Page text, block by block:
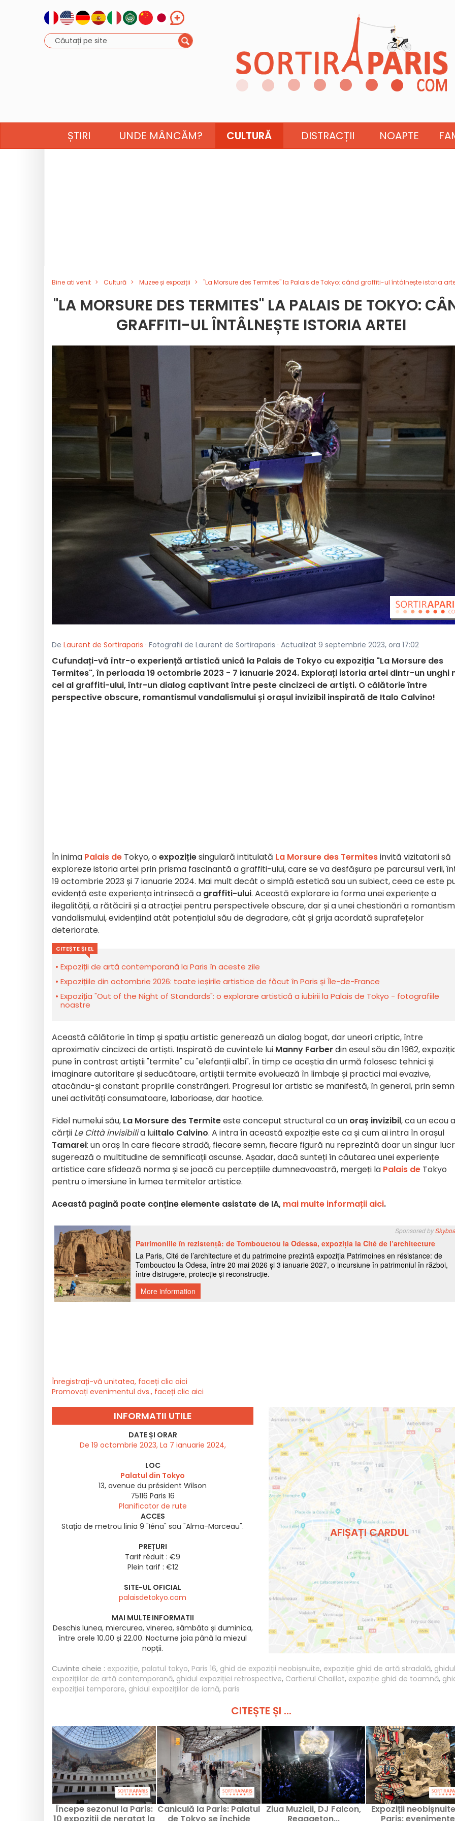
ȘTIRI UNDE MÂNCĂM? CULTURĂ DISTRACȚII NOAPTE
Bine ati venit Cultură Muzee și expoziții "La Morsure des Termites" la Palais de Tokyo: când graffiti-ul întâlnește istoria
"LA MORSURE DES TERMITES" LA PALAIS DE TOKYO:
GRAFFITI-UL ÎNTÂLNEȘTE ISTORIA ARTEI
De Laurent de Sortiraparis · Fotografii de Laurent de Sortiraparis · Actualizat 9 septembrie 2023, ora 17:02
Cufundați-vă într-o experiență artistică unică la Palais de Tokyo cu expoziția "La Morsure des
Termites", în perioada 19 octombrie 2023 - 7 ianuarie 2024. Explorați istoria artei dintr-un unghi
cel al graffiti-ului, într-un dialog captivant între peste cincizeci de artiști. O călătorie între
perspective obscure, romantismul vandalismului și orașul invizibil inspirată de Italo Calvino!
În inima Palais de Tokyo, o expozițiesingulară intitulată La Morsure des Termitesinvită vizitatorii să
exploreze istoria artei prin prisma fascinantă a graffiti-ului, care se va desfășura pe parcursul verii,
19 octombrie 2023 și 7 ianuarie 2024. Mai mult decât o simplă estetică sau un subiect, ceea ce este
evidență este experiența intrinsecă a graffiti-ului. Această explorare ia forma unei experiențe a
ilegalității, a rătăcirii și a atracției pentru perspectivele obscure, dar și a unei chestionări a
vandalismului, evidențiind atât potențialul său de degradare, cât și grija acordată suprafețelor
deteriorate.
CITEȘTE ȘI EL
Expoziții de artă contemporană la Paris în aceste zile
Expozițiile din octombrie 2026: toate ieșirile artistice de făcut în Paris și Île-de-France
Expoziția "Out of the Night of Standards": o explorare artistică a iubirii la Palais de Tokyo - fotografiile
noastre
Această călătorie în timp și spațiu artistic generează un dialog bogat, dar uneori criptic, între
aproximativ cincizeci de artiști. Inspirată de cuvintele lui Manny Farber din eseul său din 1962,
pune în contrast artiștii "termite" cu "elefanții albi". În timp ce aceștia din urmă folosesc tehnici și
imaginare autoritare și seducătoare, artiștii termite evoluează în limbaje și practici mai evazive,
atacându-și constant propriile constrângeri. Progresul lor artistic se manifestă, în general, prin
unei activități consumatoare, laborioase, dar haotice.
Fidel numelui său, La Morsure des Termiteeste conceput structural ca un oraș invizibil, ca un ecou
cărții Le Città invisibilia luiItalo Calvino. A intra în această expoziție este ca și cum ai intra în orașul
Tamarei: un oraș în care fiecare stradă, fiecare semn, fiecare figură nu reprezintă doar un singur
sugerează o multitudine de semnificații ascunse. Așadar, dacă sunteți în căutarea unei experiențe
artistice care sfidează norma și se joacă cu percepțiile dumneavoastră, mergeți la Palais de Tokyo
pentru o imersiune în lumea termitelor artistice.
Această pagină poate conține elemente asistate de IA, mai multe informații aici.
Înregistrați-vă unitatea, faceți clic aici
Promovați evenimentul dvs., faceți clic aici
INFORMATII UTILE
DATE ȘI ORAR
De 19 octombrie 2023, La 7 ianuarie 2024,
LOC
Palatul din Tokyo
13, avenue du président Wilson
75116 Paris 16
Planificator de rute
ACCES
Stația de metrou linia 9 "Iéna" sau "Alma-Marceau".
PREȚURI
Tarif réduit : €9
Plein tarif : €12
SITE-UL OFICIAL
palaisdetokyo.com
MAI MULTE INFORMATII
Deschis lunea, miercurea, vinerea, sâmbăta și duminica,
între orele 10.00 și 22.00. Nocturne joia până la miezul
nopții.
AFIȘAȚI CARDUL
Cuvinte cheie : expoziție, palatul tokyo, Paris 16, ghid de expoziții neobișnuite, expoziție ghid de artă stradală, ghidul
expozițiilor de artă contemporană, ghidul expoziției retrospective, Cartierul Chaillot, expoziție ghid de toamnă,
expoziției temporare, ghidul expozițiilor de iarnă, paris
CITEȘTE ȘI ...
Începe sezonul la Paris: Caniculă la Paris: Palatul Ziua Muzicii, DJ Falcon,
Expoziții